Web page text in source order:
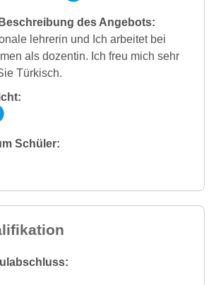
des Angebots:
lehrerin und Ich arbeitet bei
als dozentin. Ich freu mich sehr
Türkisch.
Schüler: